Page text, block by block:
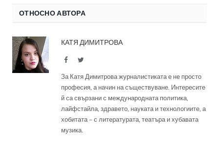
ОТНОСНО АВТОРА
КАТЯ ДИМИТРОВА
FacebookTwitter
За Катя Димитрова журналистиката е не просто
професия, а начин на съществуване. Интересите
й са свързани с международната политика,
лайфстайла, здравето, науката и технологиите, а
хобитата – с литературата, театъра и хубавата
музика.